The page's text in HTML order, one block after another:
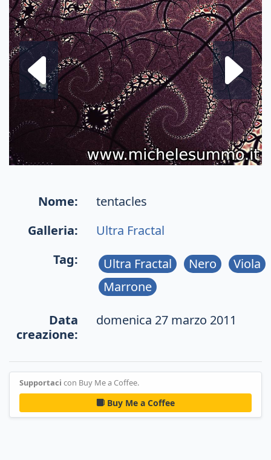
Frattale
Nome:
tentacles
Galleria:
Ultra Fractal
Tag:
Ultra Fractal Nero
Viola
Marrone
Data
creazione:
domenica 27 marzo 2011
Supportaci con Buy Me a Coffee.
Buy Me a Coffee